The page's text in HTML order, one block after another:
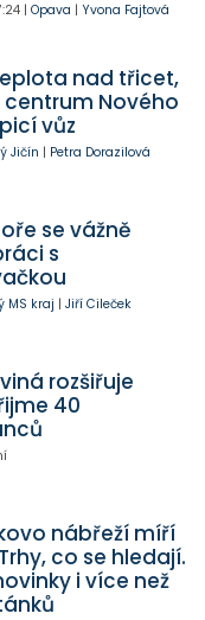
| Opava | Yvona Fajtová
nad třicet,
Nového
vůz
Jičín | Petra Dorazilová
se vážně
s
MS kraj | Jiří Cileček
rozšiřuje
40
nábřeží míří
co se hledají.
i více než